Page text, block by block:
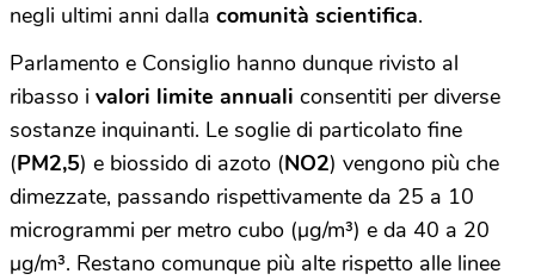
negli ultimi anni dalla comunità scientifica.
Parlamento e Consiglio hanno dunque rivisto al
ribasso i valori limite annuali consentiti per diverse
sostanze inquinanti. Le soglie di particolato fine
(PM2,5) e biossido di azoto (NO2) vengono più che
dimezzate, passando rispettivamente da 25 a 10
microgrammi per metro cubo (µg/m³) e da 40 a 20
µg/m³. Restano comunque più alte rispetto alle linee